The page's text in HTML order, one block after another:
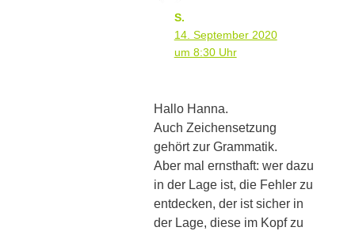
S.
14. September 2020
um 8:30 Uhr
Hallo Hanna.
Auch Zeichensetzung
gehört zur Grammatik.
Aber mal ernsthaft: wer dazu
in der Lage ist, die Fehler zu
entdecken, der ist sicher in
der Lage, diese im Kopf zu